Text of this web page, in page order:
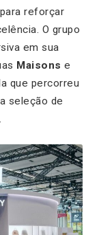
reforçar
O grupo
em sua
Maisons e
que percorreu
seleção de